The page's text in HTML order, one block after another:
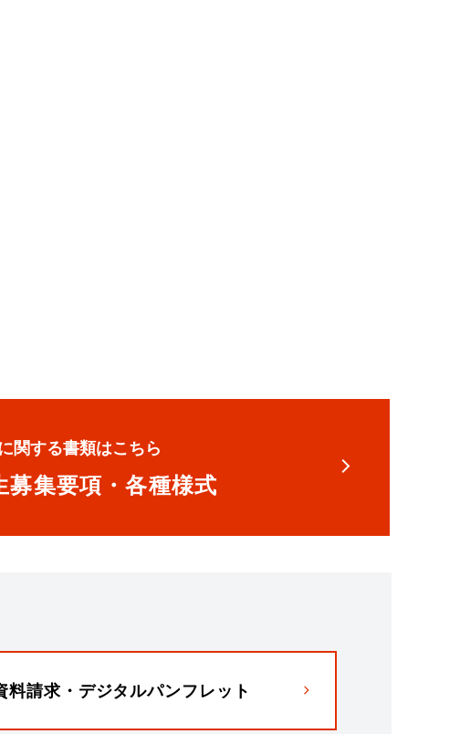
関する書類はこちら
募集要項・各種様式
料請求・デジタルパンフレット